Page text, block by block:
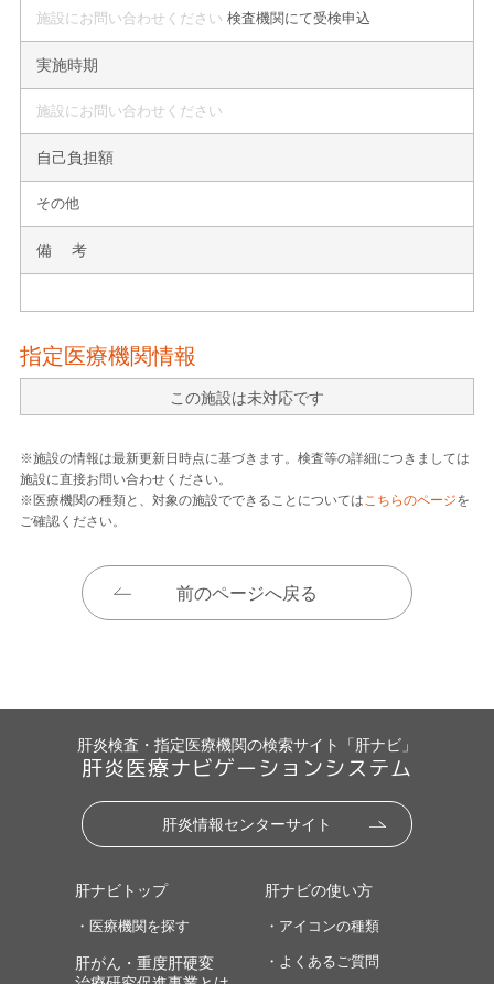
施設にお問い合わせください 検査機関にて受検申込
実施時期
施設にお問い合わせください
自己負担額
その他
備 考
指定医療機関情報
この施設は未対応です
※施設の情報は最新更新日時点に基づきます。検査等の詳細につきましては
施設に直接お問い合わせください。
※医療機関の種類と、対象の施設でできることについてはこちらのページを
ご確認ください。
前のページへ戻る
肝炎検査・指定医療機関の検索サイト「肝ナビ」
肝炎医療ナビゲーションシステム
肝炎情報センターサイト
肝ナビトップ
・医療機関を探す
肝がん・重度肝硬変
肝ナビの使い方
・アイコンの種類
・よくあるご質問